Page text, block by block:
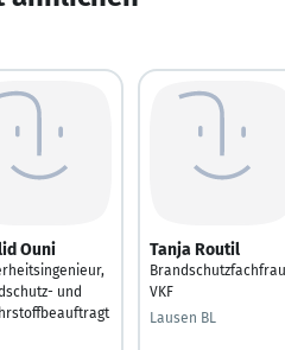
Ouni
und
Tanja Routil
Brandschutzfachfrau
VKF
Lausen BL